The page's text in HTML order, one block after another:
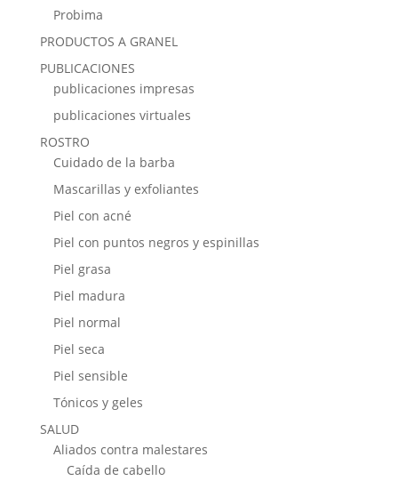
Probima
PRODUCTOS A GRANEL
PUBLICACIONES
publicaciones impresas
publicaciones virtuales
ROSTRO
Cuidado de la barba
Mascarillas y exfoliantes
Piel con acné
Piel con puntos negros y espinillas
Piel grasa
Piel madura
Piel normal
Piel seca
Piel sensible
Tónicos y geles
SALUD
Aliados contra malestares
Caída de cabello